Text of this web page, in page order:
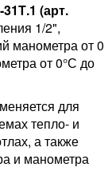
(арт.
1/2",
манометра от 0
от 0°С до
для
тепло- и
а также
и манометра